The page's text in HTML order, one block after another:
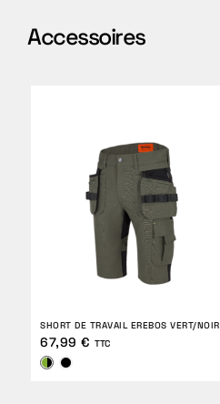
Accessoires
SHORT DE TRAVAIL EREBOS VERT/NOIR
67,99 € TTC